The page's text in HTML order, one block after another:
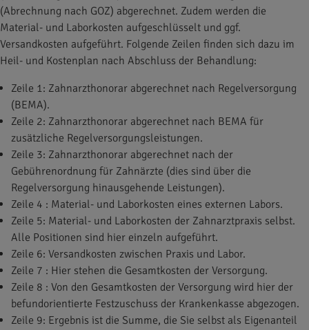
(Abrechnung nach GOZ) abgerechnet. Zudem werden die
Material- und Laborkosten aufgeschlüsselt und ggf.
Versandkosten aufgeführt. Folgende Zeilen finden sich dazu im
Heil- und Kostenplan nach Abschluss der Behandlung:
Zeile 1: Zahnarzthonorar abgerechnet nach Regelversorgung
(BEMA).
Zeile 2: Zahnarzthonorar abgerechnet nach BEMA für
zusätzliche Regelversorgungsleistungen.
Zeile 3: Zahnarzthonorar abgerechnet nach der
Gebührenordnung für Zahnärzte (dies sind über die
Regelversorgung hinausgehende Leistungen).
Zeile 4 : Material- und Laborkosten eines externen Labors.
Zeile 5: Material- und Laborkosten der Zahnarztpraxis selbst.
Alle Positionen sind hier einzeln aufgeführt.
Zeile 6: Versandkosten zwischen Praxis und Labor.
Zeile 7 : Hier stehen die Gesamtkosten der Versorgung.
Zeile 8 : Von den Gesamtkosten der Versorgung wird hier der
befundorientierte Festzuschuss der Krankenkasse abgezogen.
Zeile 9: Ergebnis ist die Summe, die Sie selbst als Eigenanteil